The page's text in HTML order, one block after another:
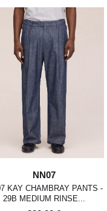
NN07
KAY CHAMBRAY PANTS -
29B MEDIUM RINSE...